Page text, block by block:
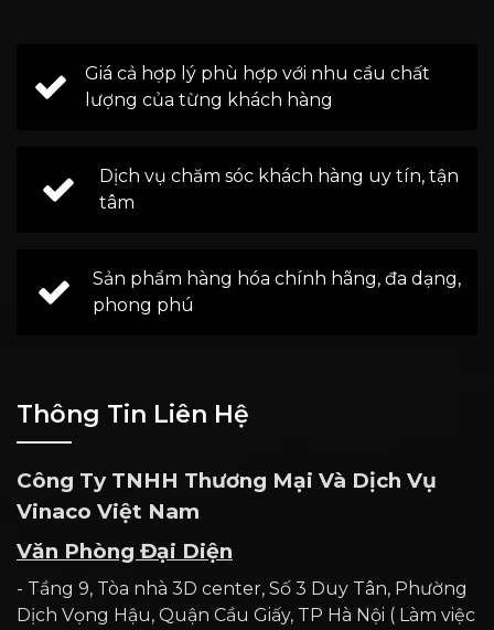
Giá cả hợp lý phù hợp với nhu cầu chất
lượng của từng khách hàng
Dịch vụ chăm sóc khách hàng uy tín, tận
tâm
Sản phẩm hàng hóa chính hãng, đa dạng,
phong phú
Thông Tin Liên Hệ
Công Ty TNHH Thương Mại Và Dịch Vụ
Vinaco Việt Nam
Văn Phòng Đại Diện
- Tầng 9, Tòa nhà 3D center, Số 3 Duy Tân, Phường
Dịch Vọng Hậu, Quận Cầu Giấy, TP Hà Nội ( Làm việc